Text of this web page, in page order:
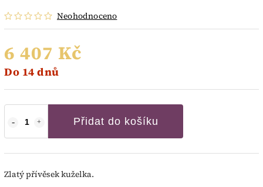
Neohodnoceno
6 407 Kč
Do 14 dnů
Přidat do košíku
Zlatý přívěsek kuželka.